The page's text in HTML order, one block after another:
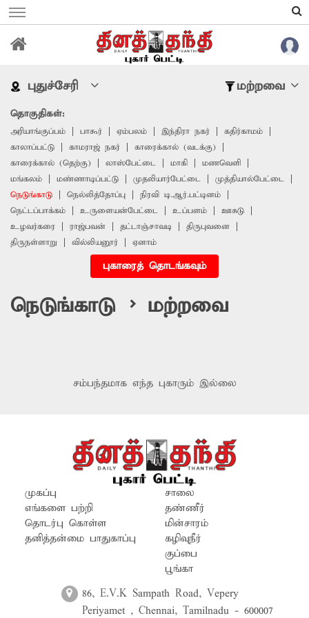
புதுச்சேரி மற்றவை
தொகுதிகள்:
அரியாங்குப்பம் பாகூர் ஏம்பலம் இந்திரா நகர்
கதிர்காமம்
காலாப்பட்டு
காமராஜ் நகர்
காரைக்கால் (வடக்கு)
காரைக்கால் (தெற்கு)
லாஸ்பேட்டை மாகி
மணவெளி
மங்கலம்
மண்ணாடிப்பட்டு முதலியார்பேட்டை
முத்தியால்பேட்டை
நெடுங்காடு
நெல்லித்தோப்பு
நிரவி டி.ஆர்.பட்டினம்
நெட்டப்பாக்கம்
உருளையன்பேட்டை உப்பளம்
ஊசுடு
உழவர்கரை
ராஜ்பவன் தட்டாஞ்சாவடி
திருபுவனை
திருநள்ளாறு
வில்லியனூர் ஏனாம்
புகாரைத் தொடங்கவும்
நெடுங்காடு > மற்றவை
சம்பந்தமாக எந்த புகாரும் இல்லை
முகப்பு
எங்களை பற்றி
தொடர்பு கொள்ள
தனித்தன்மை பாதுகாப்பு
சாலை
தண்ணீர்
மின்சாரம்
கழிவுநீர்
குப்பை
பூங்கா
86, E.V.K Sampath Road, Vepery
Periyamet , Chennai, Tamilnadu - 600007